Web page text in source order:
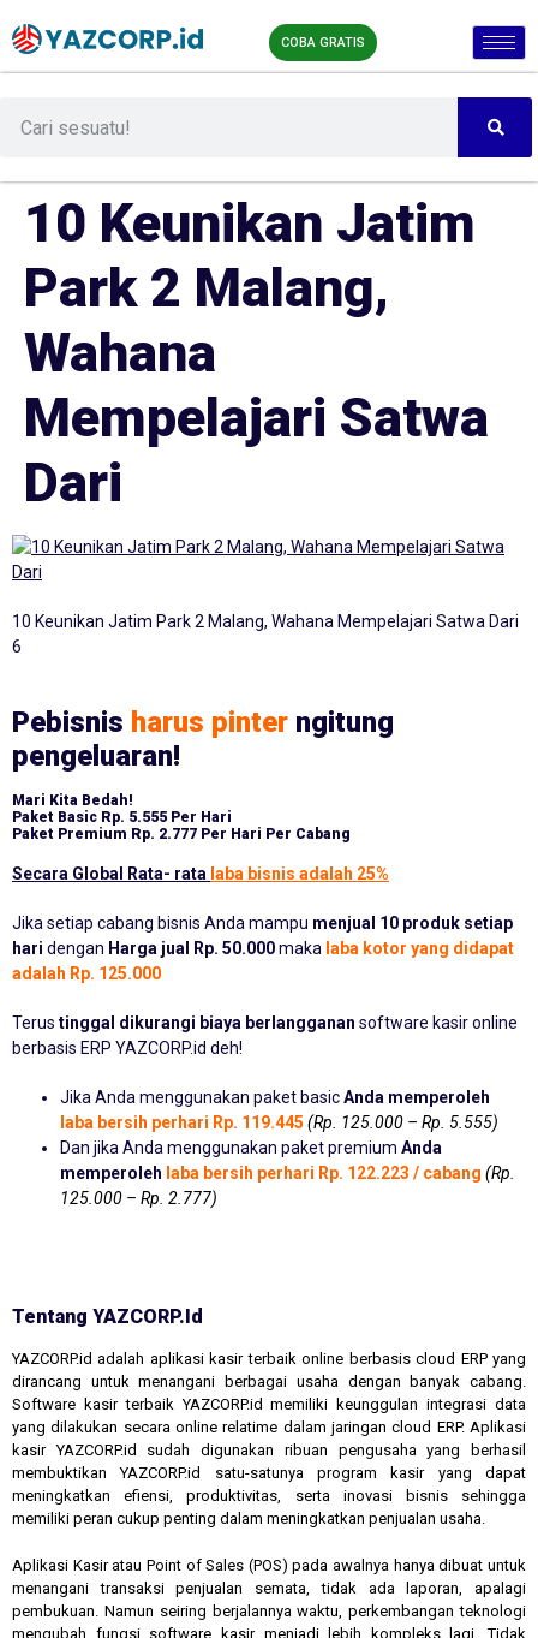
COBA GRATIS
10 Keunikan Jatim
Park 2 Malang,
Wahana
Mempelajari Satwa
Dari
10 Keunikan Jatim Park 2 Malang, Wahana Mempelajari Satwa Dari
6
Pebisnis harus pinter ngitung
pengeluaran!
Mari Kita Bedah!
Paket Basic Rp. 5.555 Per Hari
Paket Premium Rp. 2.777 Per Hari Per Cabang
Secara Global Rata- rata laba bisnis adalah 25%
Jika setiap cabang bisnis Anda mampu menjual 10 produk setiap
hari dengan Harga jual Rp. 50.000maka laba kotor yang didapat
adalah Rp. 125.000
Terus tinggal dikurangi biaya berlangganan software kasir online
berbasis ERP YAZCORP.id deh!
Jika Anda menggunakan paket basicAnda memperoleh
laba bersih perhari Rp. 119.445 (Rp. 125.000 – Rp. 5.555)
Dan jika Anda menggunakan paket premium Anda
memperoleh laba bersih perhari Rp. 122.223 / cabang (Rp.
125.000 – Rp. 2.777)
Tentang YAZCORP.id
YAZCORP.id adalah aplikasi kasir terbaik online berbasis cloud ERP yang
dirancang untuk menangani berbagai usaha dengan banyak cabang.
Software kasir terbaik YAZCORP.id memiliki keunggulan integrasi data
yang dilakukan secara online relatime dalam jaringan cloud ERP. Aplikasi
kasir YAZCORP.id sudah digunakan ribuan pengusaha yang berhasil
membuktikan YAZCORP.id satu-satunya program kasir yang dapat
meningkatkan efiensi, produktivitas, serta inovasi bisnis sehingga
memiliki peran cukup penting dalam meningkatkan penjualan usaha.
Aplikasi Kasir atau Point of Sales (POS) pada awalnya hanya dibuat untuk
menangani transaksi penjualan semata, tidak ada laporan, apalagi
pembukuan. Namun seiring berjalannya waktu, perkembangan teknologi
mengubah fungsi software kasir menjadi lebih kompleks lagi. Tidak